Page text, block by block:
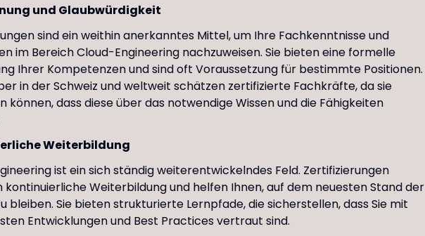
und Glaubwürdigkeit
sind ein weithin anerkanntes Mittel, um Ihre Fachkenntnisse und
im Bereich Cloud-Engineering nachzuweisen. Sie bieten eine formelle
Ihrer Kompetenzen und sind oft Voraussetzung für bestimmte Positionen.
in der Schweiz und weltweit schätzen zertifizierte Fachkräfte, da sie
können, dass diese über das notwendige Wissen und die Fähigkeiten
Weiterbildung
ist ein sich ständig weiterentwickelndes Feld. Zertifizierungen
Weiterbildung und helfen Ihnen, auf dem neuesten Stand der
bleiben. Sie bieten strukturierte Lernpfade, die sicherstellen, dass Sie mit
Entwicklungen und Best Practices vertraut sind.